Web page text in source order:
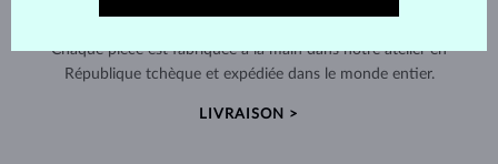
Chaque pièce est fabriquée à la main dans notre atelier en
République tchèque et expédiée dans le monde entier.
LIVRAISON >